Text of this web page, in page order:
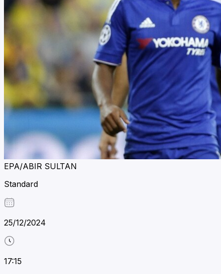
EPA/ABIR SULTAN
Standard
25/12/2024
17:15